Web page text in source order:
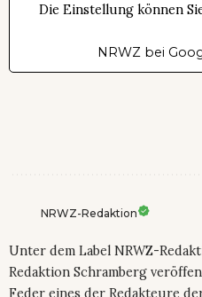
Die Einstellung können
NRWZ bei
NRWZ-Redaktion
Unter dem Label NRWZ-
Redaktion Schramberg
Feder eines der Redakteure